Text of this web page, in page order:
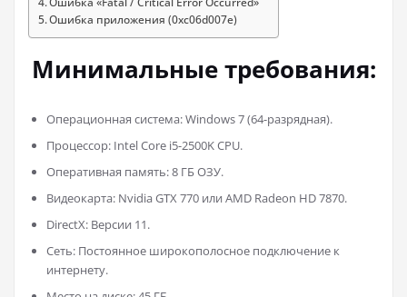
Ошибка приложения (0xc06d007e)
Минимальные требования:
Операционная система: Windows 7 (64-разрядная).
Процессор: Intel Core i5-2500K CPU.
Оперативная память: 8 ГБ ОЗУ.
Видеокарта: Nvidia GTX 770 или AMD Radeon HD 7870.
DirectX: Версии 11.
Сеть: Постоянное широкополосное подключение к
интернету.